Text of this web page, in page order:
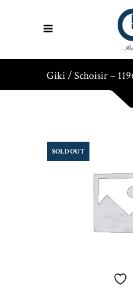
Giki/Schoisir –
SOLD OUT